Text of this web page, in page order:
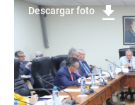
Descargar foto